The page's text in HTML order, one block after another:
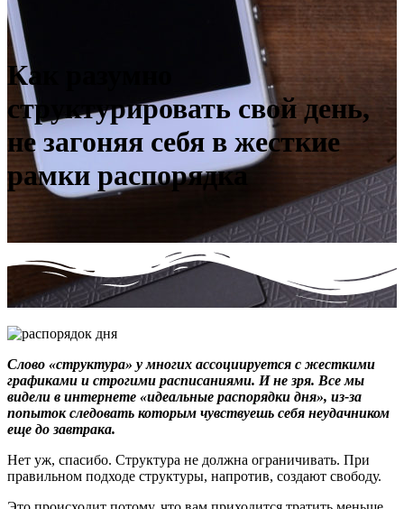
Как разумно
структурировать свой день,
не загоняя себя в жесткие
рамки распорядка
Слово «структура» у многих ассоциируется с жесткими
графиками и строгими расписаниями. И не зря. Все мы
видели в интернете «идеальные распорядки дня», из-за
попыток следовать которым чувствуешь себя неудачником
еще до завтрака.
Нет уж, спасибо. Структура не должна ограничивать. При
правильном подходе структуры, напротив, создают свободу.